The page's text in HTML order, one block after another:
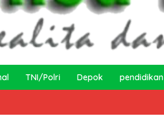
TNI/Polri Depok pendidikan